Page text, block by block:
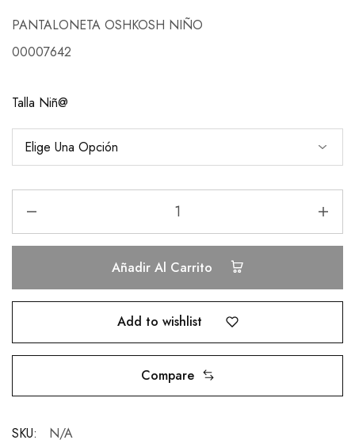
PANTALONETA OSHKOSH NIÑO
00007642
Talla Niñ@
Añadir Al Carrito
Add to wishlist
Compare
SKU:
N/A